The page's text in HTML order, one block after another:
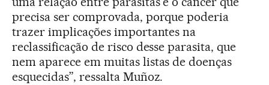
precisa ser comprovada, porque poderia
trazer implicações importantes na
reclassificação de risco desse parasita, que
nem aparece em muitas listas de doenças
esquecidas”, ressalta Muñoz.